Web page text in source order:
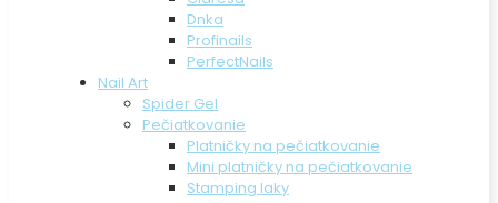
Dnka
Profinails
PerfectNails
Nail Art
Spider Gel
Pečiatkovanie
Platničky na pečiatkovanie
Mini platničky na pečiatkovanie
Stamping laky